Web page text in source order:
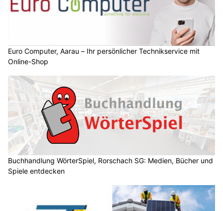
Euro Computer, Aarau – Ihr persönlicher Technikservice mit
Online-Shop
Buchhandlung WörterSpiel, Rorschach SG: Medien, Bücher und
Spiele entdecken